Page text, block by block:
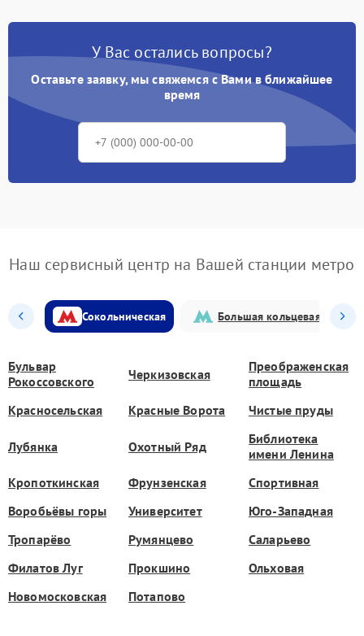
У Вас остались вопросы?
Оставьте заявку, мы свяжемся с Вами в ближайшее
время
Наш сервисный центр на Вашей станции метро
Сокольническая Большая кольцевая
Бульвар
Рокоссовского
Черкизовская
Преображенская
площадь
Красносельская
Красные Ворота Чистые пруды
Лубянка Охотный Ряд
Библиотека
имени Ленина
Кропоткинская
Фрунзенская
Спортивная
Воробьёвы горы
Университет
Юго-Западная
Тропарёво
Румянцево
Саларьево
Филатов Луг
Прокшино
Ольховая
Новомосковская
Потапово